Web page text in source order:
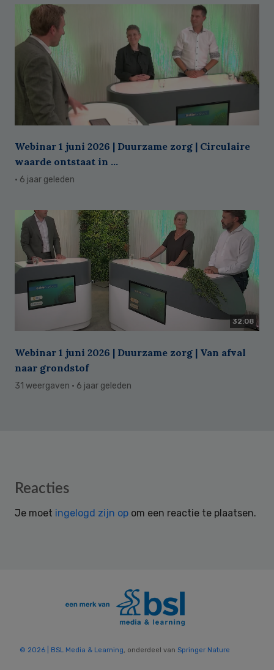
Webinar 1 juni 2026 | Duurzame zorg | Circulaire
waarde ontstaat in ...
· 6 jaar geleden
32:08
Webinar 1 juni 2026 | Duurzame zorg | Van afval
naar grondstof
31 weergaven · 6 jaar geleden
Reader
Reacties
Je moet ingelogd zijn op om een reactie te plaatsen.
© 2026 | BSL Media & Learning, onderdeel van Springer Nature